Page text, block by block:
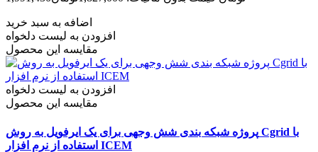
اضافه به سبد خرید
افزودن به لیست دلخواه
مقایسه این محصول
افزودن به لیست دلخواه
مقایسه این محصول
پروژه شبکه بندی شش وجهی برای یک ایرفویل به روش Cgrid با
استفاده از نرم افزار ICEM